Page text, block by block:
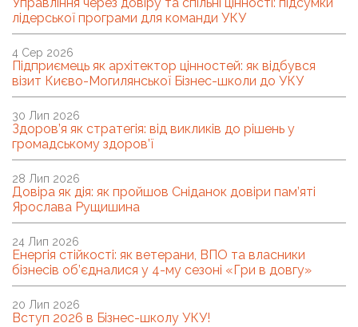
Управління через довіру та спільні цінності: підсумки
лідерської програми для команди УКУ
Підприємець як архітектор цінностей: як відбувся
візит Києво-Могилянської Бізнес-школи до УКУ
4 Сер 2026
Здоров’я як стратегія: від викликів до рішень у
громадському здоров’ї
30 Лип 2026
Довіра як дія: як пройшов Сніданок довіри пам’яті
Ярослава Рущишина
28 Лип 2026
Енергія стійкості: як ветерани, ВПО та власники
бізнесів об’єдналися у 4-му сезоні «Гри в довгу»
24 Лип 2026
Вступ 2026 в Бізнес-школу УКУ!
20 Лип 2026